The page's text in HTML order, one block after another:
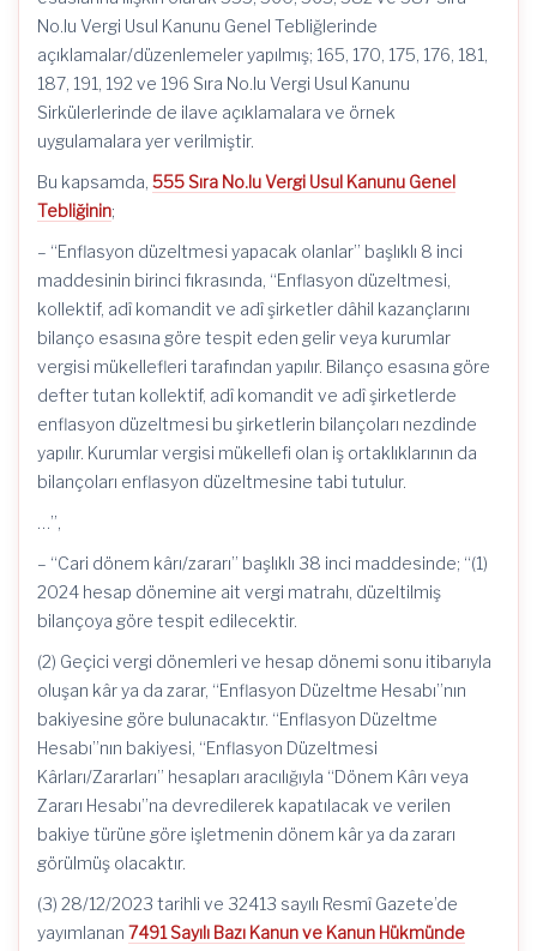
No.lu Vergi Usul Kanunu Genel Tebliğlerinde
açıklamalar/düzenlemeler yapılmış; 165, 170, 175, 176, 181,
187, 191, 192 ve 196 Sıra No.lu Vergi Usul Kanunu
Sirkülerlerinde de ilave açıklamalara ve örnek
uygulamalara yer verilmiştir.
Bu kapsamda, 555 Sıra No.lu Vergi Usul Kanunu Genel
Tebliğinin;
– “Enflasyon düzeltmesi yapacak olanlar” başlıklı 8 inci
maddesinin birinci fıkrasında, “Enflasyon düzeltmesi,
kollektif, adî komandit ve adî şirketler dâhil kazançlarını
bilanço esasına göre tespit eden gelir veya kurumlar
vergisi mükellefleri tarafından yapılır. Bilanço esasına göre
defter tutan kollektif, adî komandit ve adî şirketlerde
enflasyon düzeltmesi bu şirketlerin bilançoları nezdinde
yapılır. Kurumlar vergisi mükellefi olan iş ortaklıklarının da
bilançoları enflasyon düzeltmesine tabi tutulur.
…”,
– “Cari dönem kârı/zararı” başlıklı 38 inci maddesinde; “(1)
2024 hesap dönemine ait vergi matrahı, düzeltilmiş
bilançoya göre tespit edilecektir.
(2) Geçici vergi dönemleri ve hesap dönemi sonu itibarıyla
oluşan kâr ya da zarar, “Enflasyon Düzeltme Hesabı”nın
bakiyesine göre bulunacaktır. “Enflasyon Düzeltme
Hesabı”nın bakiyesi, “Enflasyon Düzeltmesi
Kârları/Zararları” hesapları aracılığıyla “Dönem Kârı veya
Zararı Hesabı”na devredilerek kapatılacak ve verilen
bakiye türüne göre işletmenin dönem kâr ya da zararı
görülmüş olacaktır.
(3) 28/12/2023 tarihli ve 32413 sayılı Resmî Gazete’de
yayımlanan 7491 Sayılı Bazı Kanun ve Kanun Hükmünde